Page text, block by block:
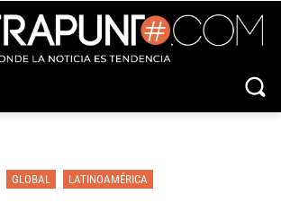
GLOBAL LATINOAMÉRICA